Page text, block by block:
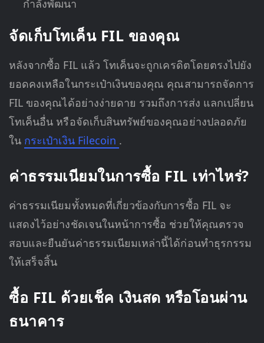
กำลังพัฒนา
จัดเก็บโทเค็น FIL ของคุณ
หลังจากซื้อ FIL แล้ว โทเค็นจะถูกเครดิตโดยตรงไปยัง
ยอดคงเหลือในกระเป๋าเงินของคุณ คุณสามารถจัดการ
FIL ของคุณได้อย่างง่ายดาย รวมถึงการส่ง แลกเปลี่ยน
โทเค็นอื่น หรือจัดเก็บสินทรัพย์ของคุณอย่างปลอดภัย
ใน กระเป๋าเงิน Filecoin .
ค่าธรรมเนียมในการซื้อ FIL เท่าไหร่?
ค่าธรรมเนียมทั้งหมดที่เกี่ยวข้องกับการซื้อ FIL จะ
แสดงไว้อย่างชัดเจนในหน้าการซื้อ ช่วยให้คุณตรวจ
สอบและยืนยันค่าธรรมเนียมเหล่านี้ได้ก่อนทำธุรกรรม
ให้เสร็จสิ้น
ซื้อ FIL ด้วยเช็ค เงินสด หรือโอนผ่าน
ธนาคาร